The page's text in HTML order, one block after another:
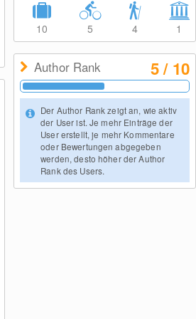
10 5 4 1
Author Rank 5 / 10
Der Author Rank zeigt an, wie aktiv
der User ist. Je mehr Einträge der
User erstellt, je mehr Kommentare
oder Bewertungen abgegeben
werden, desto höher der Author
Rank des Users.